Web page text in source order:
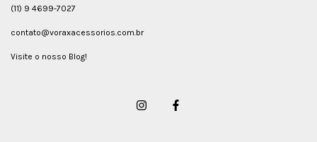
(11) 9 4699-7027
contato@voraxacessorios.com.br
Visite o nosso Blog!